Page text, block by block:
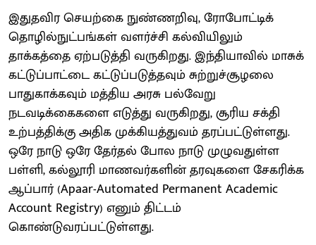
இதுதவிர செயற்கை நுண்ணறிவு, ரோபோட்டிக்
தொழில்நுட்பங்கள் வளர்ச்சி கல்வியிலும்
தாக்கத்தை ஏற்படுத்தி வருகிறது. இந்தியாவில் மாசுக்
கட்டுப்பாட்டை கட்டுப்படுத்தவும் சுற்றுச்சூழலை
பாதுகாக்கவும் மத்திய அரசு பல்வேறு
நடவடிக்கைகளை எடுத்து வருகிறது, சூரிய சக்தி
உற்பத்திக்கு அதிக முக்கியத்துவம் தரப்பட்டுள்ளது.
ஒரே நாடு ஒரே தேர்தல் போல நாடு முழுவதுள்ள
பள்ளி, கல்லூரி மாணவர்களின் தரவுகளை சேகரிக்க
ஆப்பார் (Apaar-Automated Permanent Academic
Account Registry) எனும் திட்டம்
கொண்டுவரப்பட்டுள்ளது.